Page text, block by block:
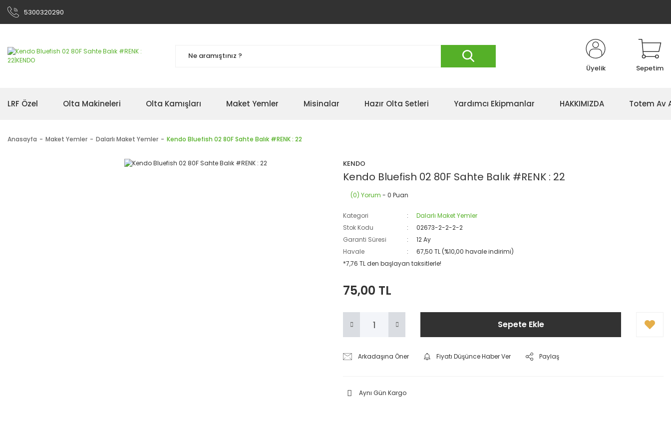
5300320290
Üyelik Sepetim
LRF Özel Olta Makineleri Olta Kamışları Maket Yemler Misinalar Hazır Olta Setleri Yardımcı Ekipmanlar HAKKIMIZDA Totem Av
Anasayfa Maket Yemler Dalarlı Maket Yemler Kendo Bluefish 02 80F Sahte Balık #RENK : 22
KENDO
Kendo Bluefish 02 80F Sahte Balık #RENK : 22
(0) Yorum - 0 Puan
Kategori
Dalarlı Maket Yemler
Stok Kodu
02673-2-2-2-2
Garanti Süresi
12 Ay
Havale
67,50 TL (%10,00 havale indirimi)
*7,76 TL den başlayan taksitlerle!
75,00 TL
Sepete Ekle
Arkadaşına Öner Fiyatı Düşünce Haber Ver Paylaş
Aynı Gün Kargo